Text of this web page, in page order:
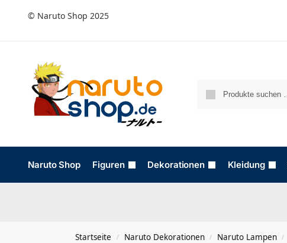
© Naruto Shop 2025
Naruto Shop Figuren Dekorationen Kleidung
Startseite / Naruto Dekorationen / Naruto Lampen /